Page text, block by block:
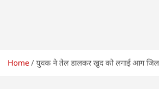
Home युवक ने तेल डालकर खुद को लगाई आग